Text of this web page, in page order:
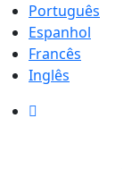
Português
Espanhol
Francês
Inglês